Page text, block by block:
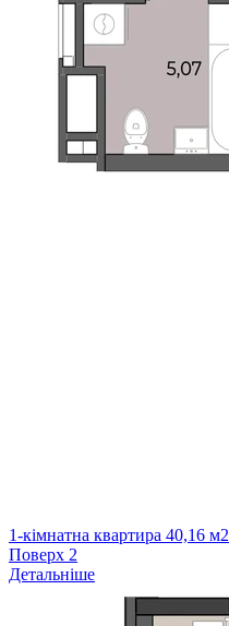
1-кімнатна квартира 40,16 м2
Поверх 2
Детальніше